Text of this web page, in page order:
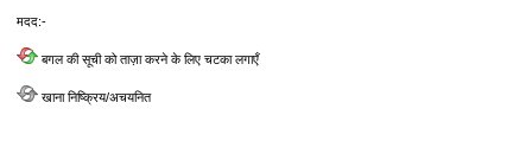
मदद:-
बगल की सूची को ताज़ा करने के लिए चटका लगाएँ
खाना निष्क्रिय/अचयनित